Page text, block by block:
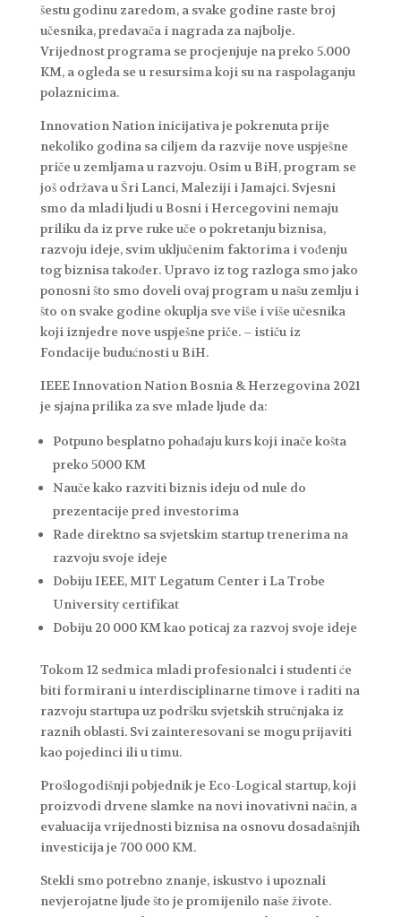
šestu godinu zaredom, a svake godine raste broj
učesnika, predavača i nagrada za najbolje.
Vrijednost programa se procjenjuje na preko 5.000
KM, a ogleda se u resursima koji su na raspolaganju
polaznicima.
Innovation Nation inicijativa je pokrenuta prije
nekoliko godina sa ciljem da razvije nove uspješne
priče u zemljama u razvoju. Osim u BiH, program se
još održava u Šri Lanci, Maleziji i Jamajci. Svjesni
smo da mladi ljudi u Bosni i Hercegovini nemaju
priliku da iz prve ruke uče o pokretanju biznisa,
razvoju ideje, svim uključenim faktorima i vođenju
tog biznisa također. Upravo iz tog razloga smo jako
ponosni što smo doveli ovaj program u našu zemlju i
što on svake godine okuplja sve više i više učesnika
koji iznjedre nove uspješne priče. – ističu iz
Fondacije budućnosti u BiH.
IEEE Innovation Nation Bosnia & Herzegovina 2021
je sjajna prilika za sve mlade ljude da:
Potpuno besplatno pohađaju kurs koji inače košta
preko 5000 KM
Nauče kako razviti biznis ideju od nule do
prezentacije pred investorima
Rade direktno sa svjetskim startup trenerima na
razvoju svoje ideje
Dobiju IEEE, MIT Legatum Center i La Trobe
University certifikat
Dobiju 20 000 KM kao poticaj za razvoj svoje ideje
Tokom 12 sedmica mladi profesionalci i studenti će
biti formirani u interdisciplinarne timove i raditi na
razvoju startupa uz podršku svjetskih stručnjaka iz
raznih oblasti. Svi zainteresovani se mogu prijaviti
kao pojedinci ili u timu.
Prošlogodišnji pobjednik je Eco-Logical startup, koji
proizvodi drvene slamke na novi inovativni način, a
evaluacija vrijednosti biznisa na osnovu dosadašnjih
investicija je 700 000 KM.
Stekli smo potrebno znanje, iskustvo i upoznali
nevjerojatne ljude što je promijenilo naše živote.